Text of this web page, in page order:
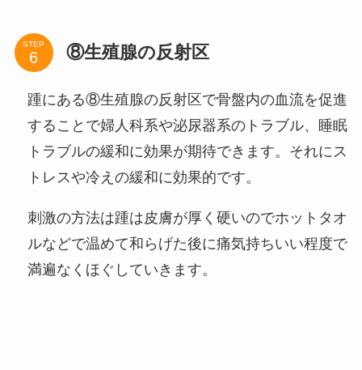
STEP ⑧生殖腺の反射区
踵にある⑧生殖腺の反射区で骨盤内の血流を促進
することで婦人科系や泌尿器系のトラブル、睡眠
トラブルの緩和に効果が期待できます。それにス
トレスや冷えの緩和に効果的です。
刺激の方法は踵は皮膚が厚く硬いのでホットタオ
ルなどで温めて和らげた後に痛気持ちいい程度で
満遍なくほぐしていきます。